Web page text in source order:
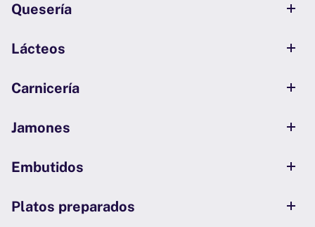
Quesería
Lácteos
Carnicería
Jamones
Embutidos
Platos preparados